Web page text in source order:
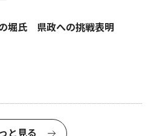
堀氏 県政への挑戦表明
と見る